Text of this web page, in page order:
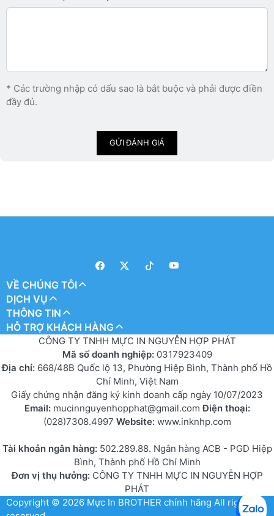
* Các trường nhập có dấu sao là bắt buộc và phải được điền
đầy đủ.
GỬI ĐÁNH GIÁ
VỀ CHÚNG TÔI
DỊCH VỤ
THÔNG TIN
HỖ TRỢ KHÁCH HÀNG
CÔNG TY TNHH MỰC IN NGUYỄN HỢP PHÁT
Mã số doanh nghiệp: 0317923409
Địa chỉ: 668/48B Quốc lộ 13, Phường Hiệp Bình, Thành phố Hồ
Chí Minh, Việt Nam
Giấy chứng nhận đăng ký kinh doanh cấp ngày 10/07/2023
Email: mucinnguyenhopphat@gmail.comĐiện thoại:
(028)7308.4997 Website: www.inknhp.com
Tài khoản ngân hàng: 502.289.88. Ngân hàng ACB - PGD Hiệp
Bình, Thành phố Hồ Chí Minh
Đơn vị thụ hưởng:CÔNG TY TNHH MỰC IN NGUYỄN HỢP
PHÁT
Copyright © 2026 Mực In BROTHER chính hãng All rights